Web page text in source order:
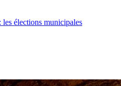
élections municipales